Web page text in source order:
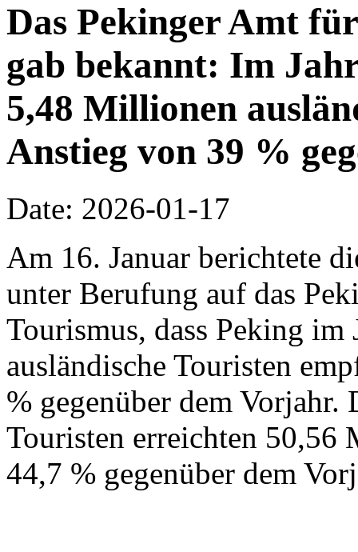
Das Pekinger Amt
gab bekannt: Im
5,48 Millionen
Anstieg von 39 %
Date: 2026-01-17
Am 16. Januar berichtete
unter Berufung auf das
Tourismus, dass Peking
ausländische Touristen
% gegenüber dem Vorjahr.
Touristen erreichten 50,56
44,7 % gegenüber dem